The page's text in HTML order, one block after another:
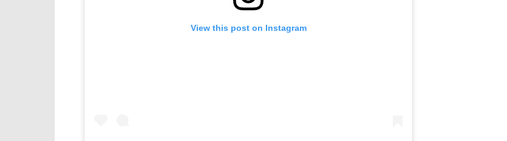
View this post on Instagram